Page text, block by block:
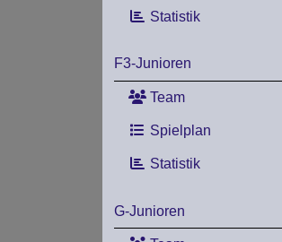
Statistik
F3-Junioren
Team
Spielplan
Statistik
G-Junioren